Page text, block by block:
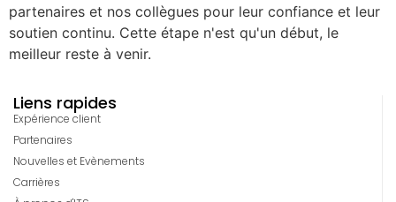
partenaires et nos collègues pour leur confiance et leur
soutien continu. Cette étape n'est qu'un début, le
meilleur reste à venir.
Liens rapides
Expérience client
Partenaires
Nouvelles et Evènements
Carrières